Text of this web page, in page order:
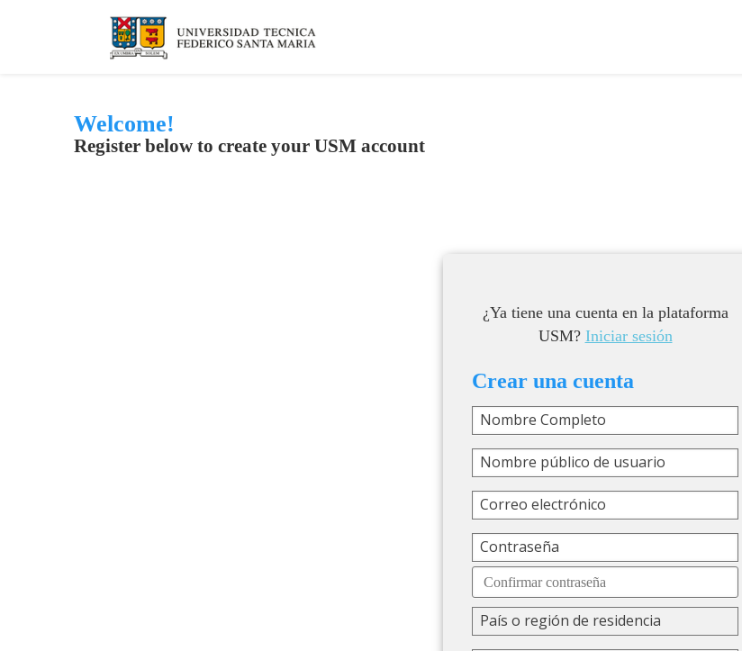
Welcome!
Register below to create your USM account
¿Ya tiene una cuenta en la plataforma
USM? Iniciar sesión
Crear una cuenta
Nombre Completo
Nombre público de usuario
Correo electrónico
Contraseña
País o región de residencia